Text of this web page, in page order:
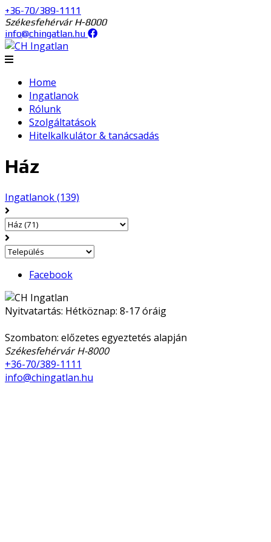
+36-70/389-1111
Székesfehérvár H-8000
info@chingatlan.hu
Home
Ingatlanok
Rólunk
Szolgáltatások
Hitelkalkulátor & tanácsadás
Ház
Ingatlanok(139)
Facebook
Nyitvatartás: Hétköznap: 8-17 óráig
Szombaton: előzetes egyeztetés alapján
Székesfehérvár H-8000
+36-70/389-1111
info@chingatlan.hu